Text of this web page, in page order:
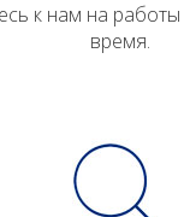
к нам на
время.